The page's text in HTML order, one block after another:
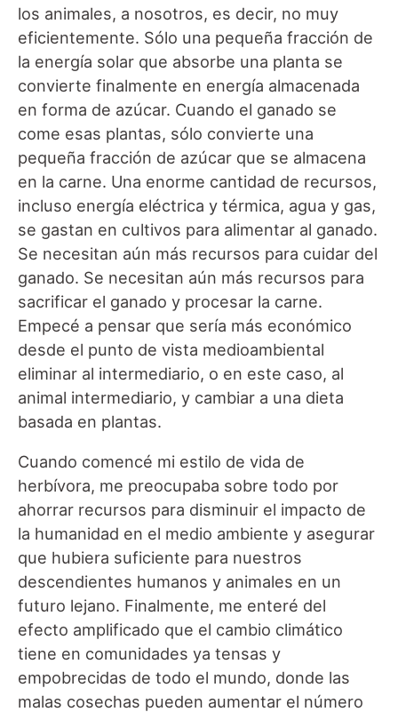
los animales, a nosotros, es decir, no muy
eficientemente. Sólo una pequeña fracción de
la energía solar que absorbe una planta se
convierte finalmente en energía almacenada
en forma de azúcar. Cuando el ganado se
come esas plantas, sólo convierte una
pequeña fracción de azúcar que se almacena
en la carne. Una enorme cantidad de recursos,
incluso energía eléctrica y térmica, agua y gas,
se gastan en cultivos para alimentar al ganado.
Se necesitan aún más recursos para cuidar del
ganado. Se necesitan aún más recursos para
sacrificar el ganado y procesar la carne.
Empecé a pensar que sería más económico
desde el punto de vista medioambiental
eliminar al intermediario, o en este caso, al
animal intermediario, y cambiar a una dieta
basada en plantas.
Cuando comencé mi estilo de vida de
herbívora, me preocupaba sobre todo por
ahorrar recursos para disminuir el impacto de
la humanidad en el medio ambiente y asegurar
que hubiera suficiente para nuestros
descendientes humanos y animales en un
futuro lejano. Finalmente, me enteré del
efecto amplificado que el cambio climático
tiene en comunidades ya tensas y
empobrecidas de todo el mundo, donde las
malas cosechas pueden aumentar el número